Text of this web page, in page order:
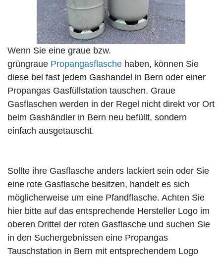
Wenn Sie eine graue bzw.
grüngraue Propangasflasche haben, können Sie
diese bei fast jedem Gashandel in Bern oder einer
Propangas Gasfüllstation tauschen. Graue
Gasflaschen werden in der Regel nicht direkt vor Ort
beim Gashändler in Bern neu befüllt, sondern
einfach ausgetauscht.
Sollte ihre Gasflasche anders lackiert sein oder Sie
eine rote Gasflasche besitzen, handelt es sich
möglicherweise um eine Pfandflasche. Achten Sie
hier bitte auf das entsprechende Hersteller Logo im
oberen Drittel der roten Gasflasche und suchen Sie
in den Suchergebnissen eine Propangas
Tauschstation in Bern mit entsprechendem Logo